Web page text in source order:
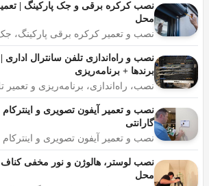
برق صنعتی چیست؟
برق صنعتی در واقع همان کنترل سه فازی
سوله و یا کارخانه می شود. در حقیقت از
برای روشن، خاموش و کنترل کردن وسایل
می شود.
انواع برق صنعتی
برق صنعتی درجه یک
برق صنعتی درجه دو
نصب کرکره برقی و جک پارکینگ |
محل
نصب و تعمیر کرکره برقی پارکینگ، جک
ریموت و موتور در محل، سرویس
ضمانت، اعزام فوری
نصب و راه‌اندازی تلفن سانترال اداری |
برندها + برنامه‌ریزی
نصب، راه‌اندازی، برنامه‌ریزی و تعمیر
پاناسونیک و تمام برندها، مشاوره
مناسب، خدمات پس از نصب، اعزام
نصب و تعمیر آیفون تصویری و اینترکام |
گارانتی
نصب و تعمیر آیفون تصویری و اینترکام
تعمیر گوشی داخلی، پنل بیرونی و
محل، گارانتی کتبی و اعزام فوری
نصب لوستر، هالوژن و نور مخفی
محل